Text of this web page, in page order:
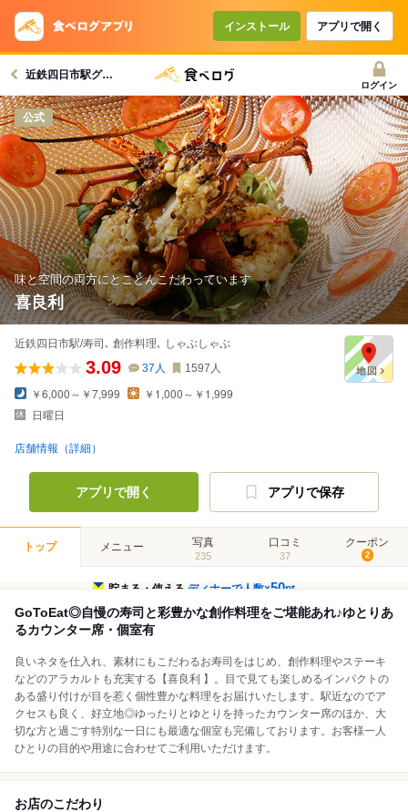
インストール アプリで開く
近鉄四日市駅グルメへ
ログイン
公式
味と空間の両方にとことんこだわっています
喜良利
近鉄四日市駅/寿司､ 創作料理､ しゃぶしゃぶ
3.09 37 人 1597 人
￥6,000～￥7,999
￥1,000～￥1,999
日曜日
店舗情報（詳細）
アプリで開く アプリで保存
トップ メニュー 写真
235
口コミ
37
クーポン
2
貯まる・使えるディナーで人数×50pt
GoToEat◎自慢の寿司と彩豊かな創作料理をご堪能あれ♪ゆとりあ
るカウンター席・個室有
良いネタを仕入れ、素材にもこだわるお寿司をはじめ、創作料理やステーキ
などのアラカルトも充実する【喜良利 】。目で見ても楽しめるインパクトの
ある盛り付けが目を惹く個性豊かな料理をお届けいたします。駅近なのでア
クセスも良く、好立地◎ゆったりとゆとりを持ったカウンター席のほか、大
切な方と過ごす特別な一日にも最適な個室も完備しております。お客様一人
ひとりの目的や用途に合わせてご利用いただけます。
お店のこだわり
コースで使えるクーポン
戻る
クーポンを利用せず予約する